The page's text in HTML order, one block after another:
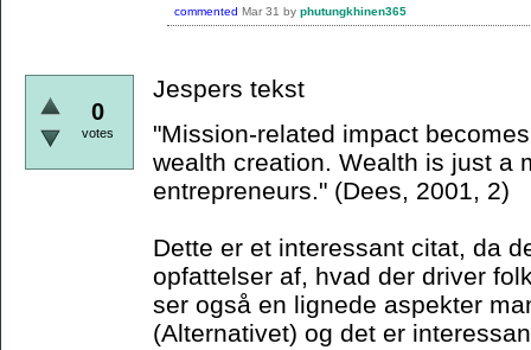
commented Mar 31 by phutungkhinen365
0
votes
Jespers tekst
"Mission-related impact
wealth creation. Wealth is just a
entrepreneurs." (Dees, 2001, 2)
Dette er et interessant citat, da
opfattelser af, hvad der driver
ser også en lignede aspekter
(Alternativet) og det er